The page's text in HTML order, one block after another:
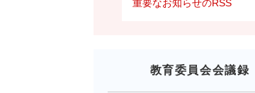
重要なお知らせのRSS
教育委員会会議録